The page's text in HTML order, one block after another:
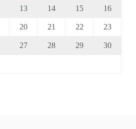
13 14 15 16
20 21 22 23
27 28 29 30